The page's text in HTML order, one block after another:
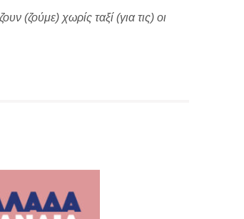
(ζούμε) χωρίς ταξί (για τις) οι